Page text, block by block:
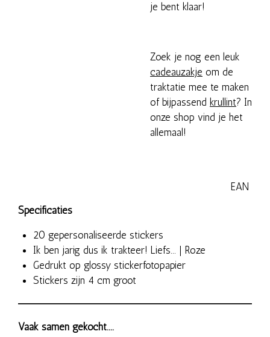
je bent klaar!
Zoek je nog een leuk
cadeauzakje om de
traktatie mee te maken
of bijpassend krullint? In
onze shop vind je het
allemaal!
EAN
Specificaties
20 gepersonaliseerde stickers
Ik ben jarig dus ik trakteer! Liefs... | Roze
Gedrukt op glossy stickerfotopapier
Stickers zijn 4 cm groot
Vaak samen gekocht....